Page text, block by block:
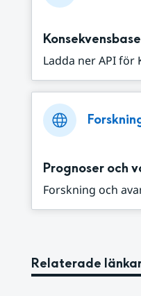
Ladda ner API för
Prognoser och
Forskning och
Relaterade